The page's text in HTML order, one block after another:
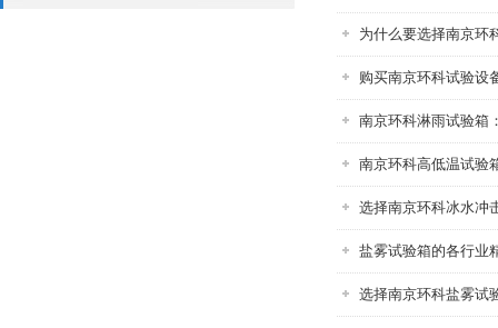
为什么要选择南京环
购买南京环科试验设
南京环科淋雨试验箱
南京环科高低温试验
选择南京环科冰水冲
盐雾试验箱的各行业
选择南京环科盐雾试